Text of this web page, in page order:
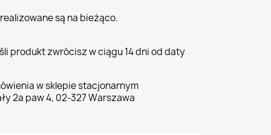
są na bieżąco.
produkt zwrócisz w ciągu 14 dni od daty
w sklepie stacjonarnym
2a paw 4, 02-327 Warszawa